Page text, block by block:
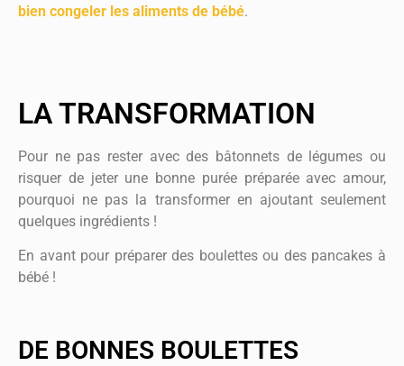
bien congeler les aliments de bébé.
LA TRANSFORMATION
Pour ne pas rester avec des bâtonnets de légumes ou
risquer de jeter une bonne purée préparée avec amour,
pourquoi ne pas la transformer en ajoutant seulement
quelques ingrédients !
En avant pour préparer des boulettes ou des pancakes à
bébé !
DE BONNES BOULETTES